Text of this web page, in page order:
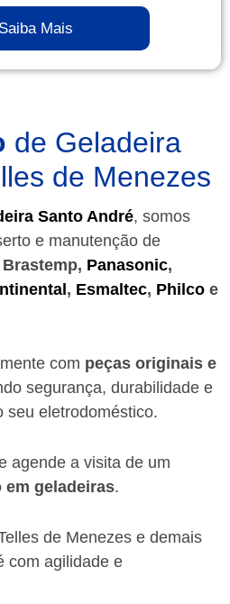
Saiba Mais
de Geladeira
de Menezes
Santo André, somos
e manutenção de
Brastemp, Panasonic,
, Esmaltec, Philco e
com peças originais e
segurança, durabilidade e
seu eletrodoméstico.
agende a visita de um
geladeiras.
de Menezes e demais
com agilidade e